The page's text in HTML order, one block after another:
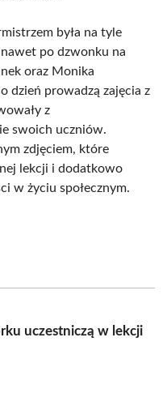
była na tyle
po dzwonku na
oraz Monika
dzień prowadzą zajęcia z
z
swoich uczniów.
zdjęciem, które
lekcji i dodatkowo
w życiu społecznym.
uczestniczą w lekcji